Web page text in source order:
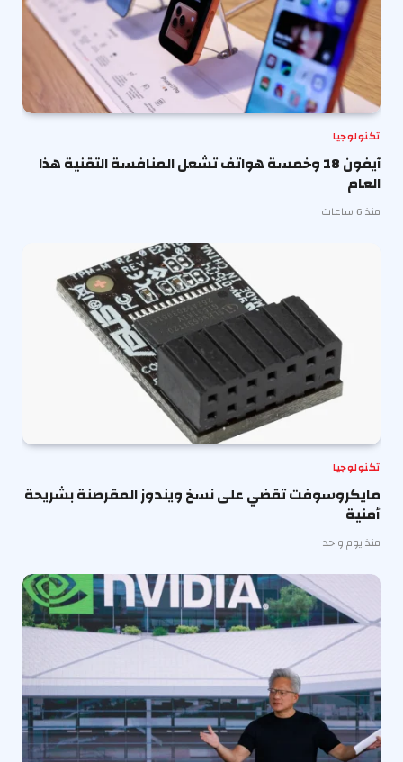
تكنولوجيا
آيفون 18 وخمسة هواتف تشعل المنافسة التقنية هذا
العام
منذ 6 ساعات
تكنولوجيا
مايكروسوفت تقضي على نسخ ويندوز المقرصنة بشريحة
أمنية
منذ يوم واحد